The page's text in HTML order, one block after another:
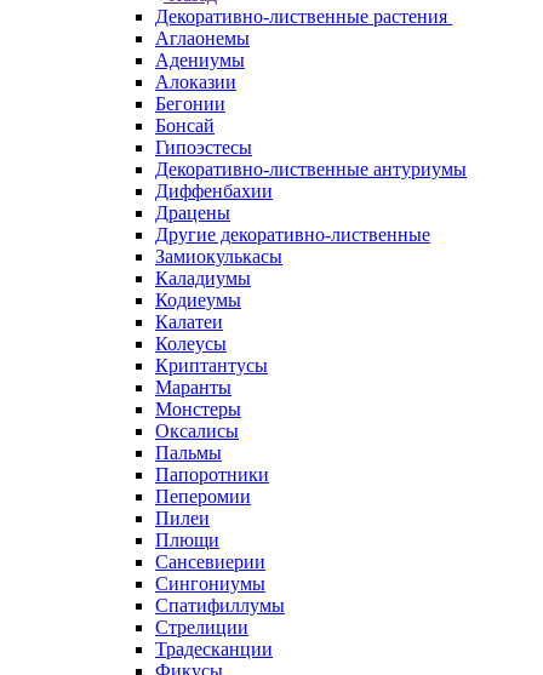
Декоративно-лиственные растения
Аглаонемы
Адениумы
Алоказии
Бегонии
Бонсай
Гипоэстесы
Декоративно-лиственные антуриумы
Диффенбахии
Драцены
Другие декоративно-лиственные
Замиокулькасы
Каладиумы
Кодиеумы
Калатеи
Колеусы
Криптантусы
Маранты
Монстеры
Оксалисы
Пальмы
Папоротники
Пеперомии
Пилеи
Плющи
Сансевиерии
Сингониумы
Спатифиллумы
Стрелиции
Традесканции
Фикусы